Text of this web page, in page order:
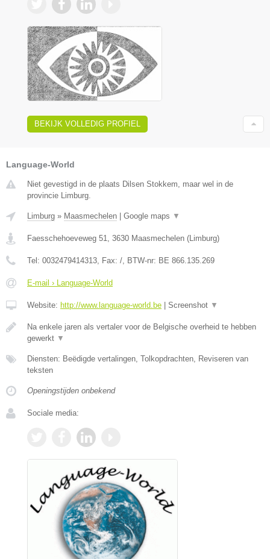
BEKIJK VOLLEDIG PROFIEL
Language-World
Niet gevestigd in de plaats Dilsen Stokkem, maar wel in de
provincie Limburg.
Limburg » Maasmechelen Google maps ▼
Faesschehoeveweg 51 3630 Maasmechelen ( Limburg)
Tel: 0032479414313 , Fax: / , BTW-nr: BE 866.135.269
E-mail › Language-World
Website: http://www.language-world.be Screenshot ▼
Na enkele jaren als vertaler voor de Belgische overheid te hebben
gewerkt ▼
Diensten: Beëdigde vertalingen, Tolkopdrachten, Reviseren van
teksten
Openingstijden onbekend
Sociale media: